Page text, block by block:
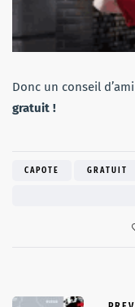
Donc un conseil
gratuit !
CAPOTE GRATUIT